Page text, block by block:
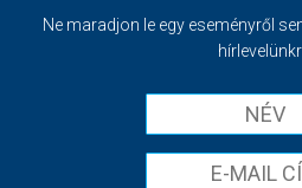
Ne maradjon le egy eseményről